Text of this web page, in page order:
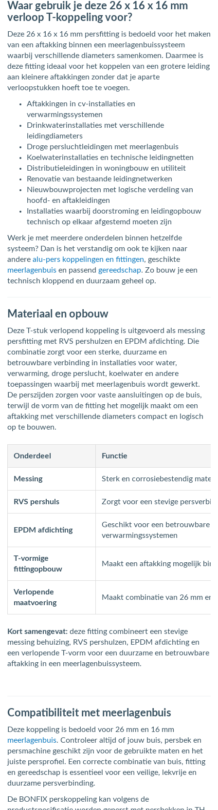
Waar gebruik je deze 26 x 16 x 16 mm
verloop T-koppeling voor?
Deze 26 x 16 x 16 mm persfitting is bedoeld voor het maken
van een aftakking binnen een meerlagenbuissysteem
waarbij verschillende diameters samenkomen. Daarmee is
deze fitting ideaal voor het koppelen van een grotere leiding
aan kleinere aftakkingen zonder dat je aparte
verloopstukken hoeft toe te voegen.
Aftakkingen in cv-installaties en
verwarmingssystemen
Drinkwaterinstallaties met verschillende
leidingdiameters
Droge persluchtleidingen met meerlagenbuis
Koelwaterinstallaties en technische leidingnetten
Distributieleidingen in woningbouw en utiliteit
Renovatie van bestaande leidingnetwerken
Nieuwbouwprojecten met logische verdeling van
hoofd- en aftakleidingen
Installaties waarbij doorstroming en leidingopbouw
technisch op elkaar afgestemd moeten zijn
Werk je met meerdere onderdelen binnen hetzelfde
systeem? Dan is het verstandig om ook te kijken naar
andere alu-pers koppelingen en fittingen, geschikte
meerlagenbuis en passend gereedschap. Zo bouw je een
technisch kloppend en duurzaam geheel op.
Materiaal en opbouw
Deze T-stuk verlopend koppeling is uitgevoerd als messing
persfitting met RVS pershulzen en EPDM afdichting. Die
combinatie zorgt voor een sterke, duurzame en
betrouwbare verbinding in installaties voor water,
verwarming, droge perslucht, koelwater en andere
toepassingen waarbij met meerlagenbuis wordt gewerkt.
De perszijden zorgen voor vaste aansluitingen op de buis,
terwijl de vorm van de fitting het mogelijk maakt om een
aftakking met verschillende diameters compact en logisch
op te bouwen.
Onderdeel Functie
Messing Sterk en corrosiebestendig
RVS pershuls Zorgt voor een stevige
EPDM afdichting
Geschikt voor een betrouwbare
verwarmingssystemen
T-vormige
fittingopbouw
Maakt een aftakking mogelijk
Verlopende
maatvoering
Maakt combinatie van 26 mm en
Kort samengevat: deze fitting combineert een stevige
messing behuizing, RVS pershulzen, EPDM afdichting en
een verlopende T-vorm voor een duurzame en betrouwbare
aftakking in een meerlagenbuissysteem.
Compatibiliteit met meerlagenbuis
Deze koppeling is bedoeld voor 26 mm en 16 mm
meerlagenbuis. Controleer altijd of jouw buis, persbek en
persmachine geschikt zijn voor de gebruikte maten en het
juiste persprofiel. Een correcte combinatie van buis, fitting
en gereedschap is essentieel voor een veilige, lekvrije en
duurzame persverbinding.
De BONFIX perskoppeling kan volgens de